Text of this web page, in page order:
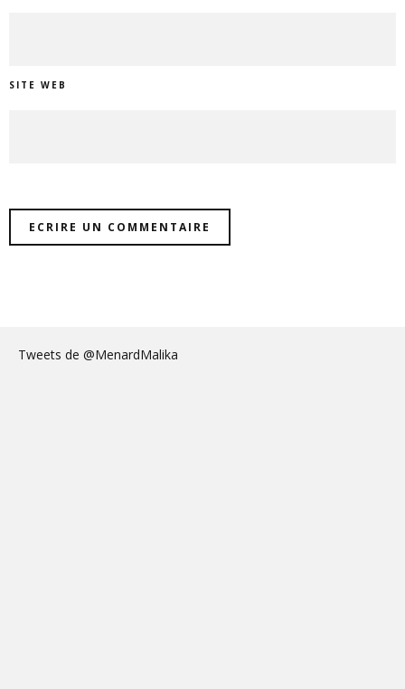
SITE WEB
Tweets de @MenardMalika